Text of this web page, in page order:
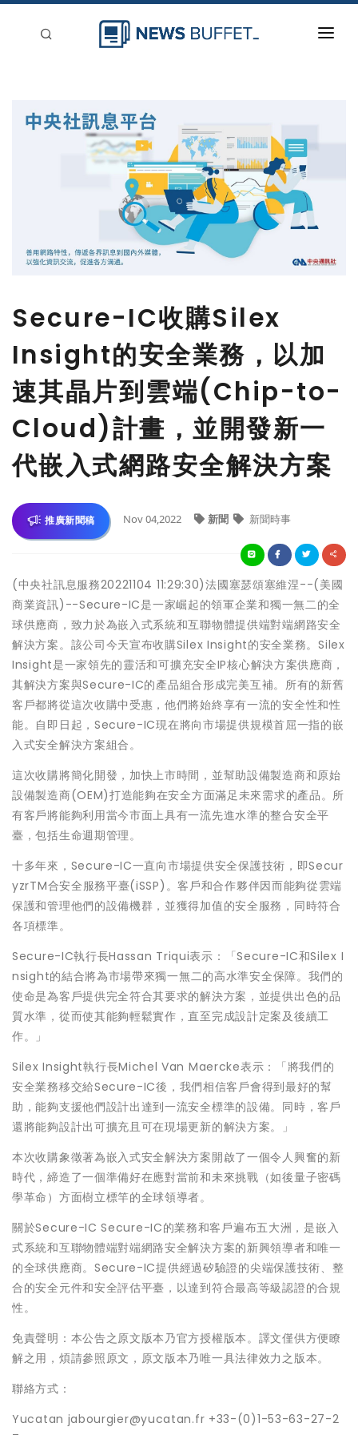
Secure-IC收購Silex
Insight的安全業務，以加
速其晶片到雲端(Chip-to-
Cloud)計畫，並開發新一
代嵌入式網路安全解決方案
推廣新聞稿 Nov 04,2022 新聞 新聞時事
(中央社訊息服務20221104 11:29:30)法國塞瑟頌塞維涅--(美國
商業資訊)--Secure-IC是一家崛起的領軍企業和獨一無二的全
球供應商，致力於為嵌入式系統和互聯物體提供端對端網路安全
解決方案。該公司今天宣布收購Silex Insight的安全業務。Silex
Insight是一家領先的靈活和可擴充安全IP核心解決方案供應商，
其解決方案與Secure-IC的產品組合形成完美互補。所有的新舊
客戶都將從這次收購中受惠，他們將始終享有一流的安全性和性
能。自即日起，Secure-IC現在將向市場提供規模首屈一指的嵌
入式安全解決方案組合。
這次收購將簡化開發，加快上市時間，並幫助設備製造商和原始
設備製造商(OEM)打造能夠在安全方面滿足未來需求的產品。所
有客戶將能夠利用當今市面上具有一流先進水準的整合安全平
臺，包括生命週期管理。
十多年來，Secure-IC一直向市場提供安全保護技術，即Secur
yzrTM合安全服務平臺(iSSP)。客戶和合作夥伴因而能夠從雲端
保護和管理他們的設備機群，並獲得加值的安全服務，同時符合
各項標準。
Secure-IC執行長Hassan Triqui表示：「Secure-IC和Silex I
nsight的結合將為市場帶來獨一無二的高水準安全保障。我們的
使命是為客戶提供完全符合其要求的解決方案，並提供出色的品
質水準，從而使其能夠輕鬆實作，直至完成設計定案及後續工
作。」
Silex Insight執行長Michel Van Maercke表示：「將我們的
安全業務移交給Secure-IC後，我們相信客戶會得到最好的幫
助，能夠支援他們設計出達到一流安全標準的設備。同時，客戶
還將能夠設計出可擴充且可在現場更新的解決方案。」
本次收購象徵著為嵌入式安全解決方案開啟了一個令人興奮的新
時代，締造了一個準備好在應對當前和未來挑戰（如後量子密碼
學革命）方面樹立標竿的全球領導者。
關於Secure-IC Secure-IC的業務和客戶遍布五大洲，是嵌入
式系統和互聯物體端對端網路安全解決方案的新興領導者和唯一
的全球供應商。Secure-IC提供經過矽驗證的尖端保護技術、整
合的安全元件和安全評估平臺，以達到符合最高等級認證的合規
性。
免責聲明：本公告之原文版本乃官方授權版本。譯文僅供方便瞭
解之用，煩請參照原文，原文版本乃唯一具法律效力之版本。
聯絡方式：
Yucatan jabourgier@yucatan.fr +33-(0)1-53-63-27-2